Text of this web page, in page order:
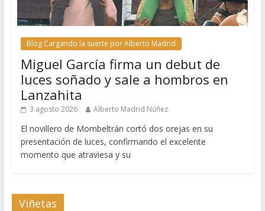
Blog Cargando la suerte por Alberto Madrid
Miguel García firma un debut de
luces soñado y sale a hombros en
Lanzahita
3 agosto 2026 Alberto Madrid Núñez
El novillero de Mombeltrán cortó dos orejas en su
presentación de luces, confirmando el excelente
momento que atraviesa y su
Viñetas